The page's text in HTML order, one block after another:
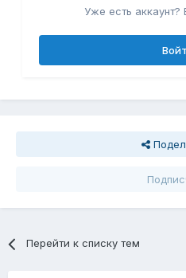
Уже есть аккаунт?
Перейти к списку тем